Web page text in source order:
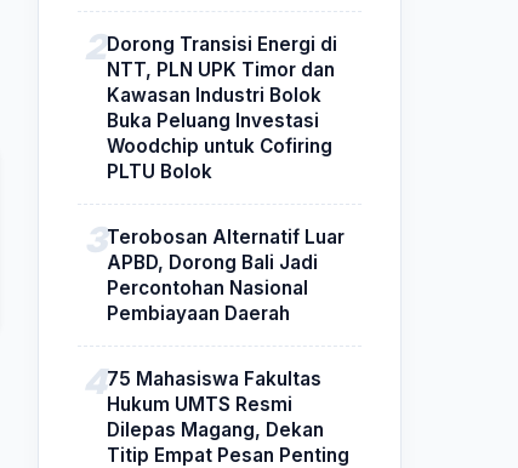
Dorong Transisi Energi di
NTT, PLN UPK Timor dan
Kawasan Industri Bolok
Buka Peluang Investasi
Woodchip untuk Cofiring
PLTU Bolok
Terobosan Alternatif Luar
APBD, Dorong Bali Jadi
Percontohan Nasional
Pembiayaan Daerah
75 Mahasiswa Fakultas
Hukum UMTS Resmi
Dilepas Magang, Dekan
Titip Empat Pesan Penting